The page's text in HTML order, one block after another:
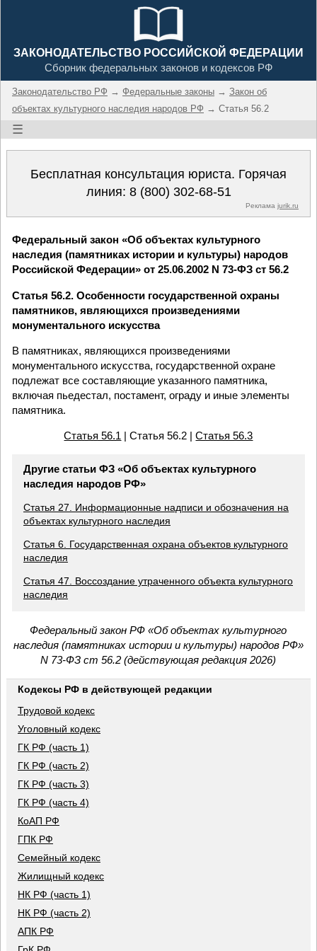
ЗАКОНОДАТЕЛЬСТВО РОССИЙСКОЙ ФЕДЕРАЦИИ
Сборник федеральных законов и кодексов РФ
Законодательство РФ → Федеральные законы → Закон об
объектах культурного наследия народов РФ → Статья 56.2
☰
Бесплатная консультация юриста. Горячая
линия: 8 (800) 302-68-51
Реклама jurik.ru
Федеральный закон «Об объектах культурного
наследия (памятниках истории и культуры) народов
Российской Федерации» от 25.06.2002 N 73-ФЗ ст 56.2
Статья 56.2. Особенности государственной охраны
памятников, являющихся произведениями
монументального искусства
В памятниках, являющихся произведениями
монументального искусства, государственной охране
подлежат все составляющие указанного памятника,
включая пьедестал, постамент, ограду и иные элементы
памятника.
Статья 56.1 | Статья 56.2 |Статья 56.3
Другие статьи ФЗ «Об объектах культурного
наследия народов РФ»
Статья 27. Информационные надписи и обозначения на
объектах культурного наследия
Статья 6. Государственная охрана объектов культурного
наследия
Статья 47. Воссоздание утраченного объекта культурного
наследия
Федеральный закон РФ «Об объектах культурного
наследия (памятниках истории и культуры) народов РФ»
N 73-ФЗ ст 56.2 (действующая редакция 2026)
Кодексы РФ в действующей редакции
Трудовой кодекс
Уголовный кодекс
ГК РФ (часть 1)
ГК РФ (часть 2)
ГК РФ (часть 3)
ГК РФ (часть 4)
КоАП РФ
ГПК РФ
Семейный кодекс
Жилищный кодекс
НК РФ (часть 1)
НК РФ (часть 2)
АПК РФ